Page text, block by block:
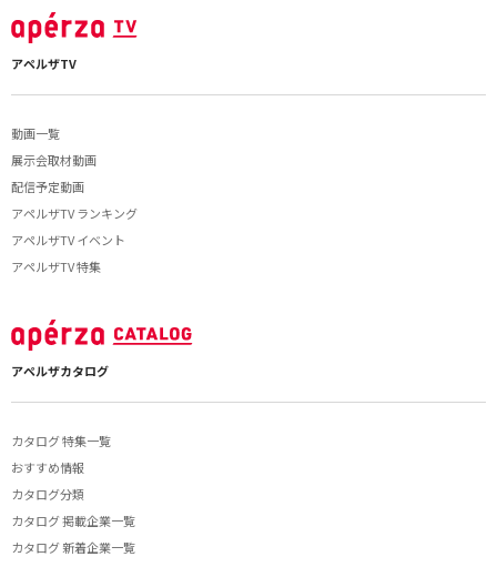
アペルザTV
動画一覧
展示会取材動画
配信予定動画
アペルザTV ランキング
アペルザTV イベント
アペルザTV 特集
アペルザカタログ
カタログ 特集一覧
おすすめ情報
カタログ分類
カタログ 掲載企業一覧
カタログ 新着企業一覧